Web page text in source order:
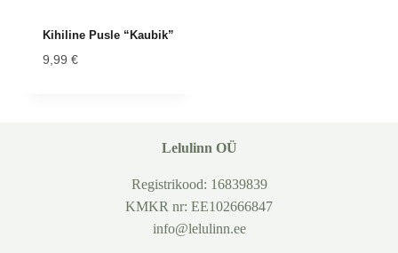
Kihiline Pusle “Kaubik”
9,99 €
Lelulinn OÜ
Registrikood: 16839839
KMKR nr: EE102666847
info@lelulinn.ee